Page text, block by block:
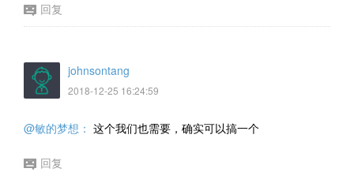
回复
johnsontang
2018-12-25 16:24:59
@敏的梦想： 这个我们也需要，确实可以搞一个
回复